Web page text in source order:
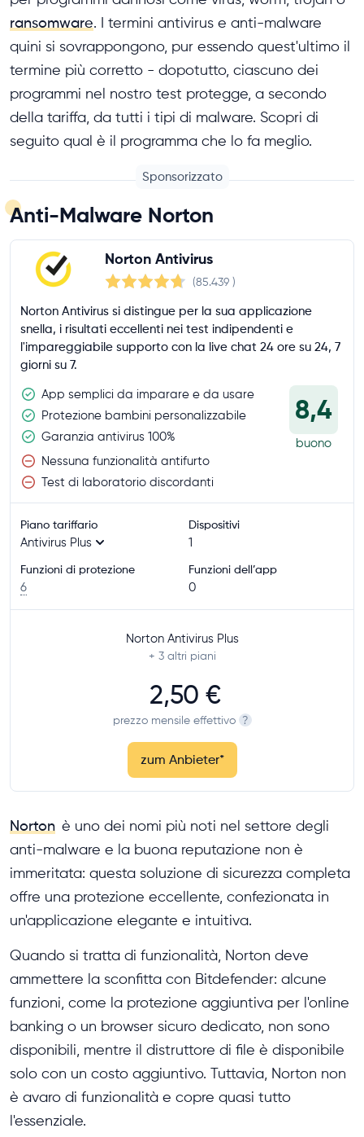
ransomware. I termini antivirus e anti-malware
quini si sovrappongono, pur essendo quest'ultimo il
termine più corretto - dopotutto, ciascuno dei
programmi nel nostro test protegge, a secondo
della tariffa, da tutti i tipi di malware. Scopri di
seguito qual è il programma che lo fa meglio.
Sponsorizzato
Anti-Malware Norton
Norton Antivirus
(85.439 )
Norton Antivirus si distingue per la sua applicazione
snella, i risultati eccellenti nei test indipendenti e
l'impareggiabile supporto con la live chat 24 ore su 24, 7
giorni su 7.
App semplici da imparare e da usare
Protezione bambini personalizzabile
Garanzia antivirus 100%
Nessuna funzionalità antifurto
Test di laboratorio discordanti
8,4
buono
Piano tariffario
Antivirus Plus
Dispositivi
1
Funzioni di protezione
6
Funzioni dell’app
0
Norton Antivirus Plus
+ 3 altri piani
2,50 €
prezzo mensile effettivo ?
zum Anbieter*
Norton è uno dei nomi più noti nel settore degli
anti-malware e la buona reputazione non è
immeritata: questa soluzione di sicurezza completa
offre una protezione eccellente, confezionata in
un'applicazione elegante e intuitiva.
Quando si tratta di funzionalità, Norton deve
ammettere la sconfitta con Bitdefender: alcune
funzioni, come la protezione aggiuntiva per l'online
banking o un browser sicuro dedicato, non sono
disponibili, mentre il distruttore di file è disponibile
solo con un costo aggiuntivo. Tuttavia, Norton non
è avaro di funzionalità e copre quasi tutto
l'essenziale.